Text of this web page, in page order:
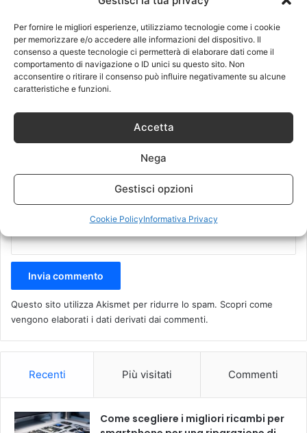
Per fornire le migliori esperienze, utilizziamo tecnologie come i cookie
per memorizzare e/o accedere alle informazioni del dispositivo. Il
consenso a queste tecnologie ci permetterà di elaborare dati come il
comportamento di navigazione o ID unici su questo sito. Non
acconsentire o ritirare il consenso può influire negativamente su alcune
caratteristiche e funzioni.
Accetta
Nega
Gestisci opzioni
Cookie PolicyInformativa Privacy
e
n
o
*
Questo sito utilizza Akismet per ridurre lo spam. Scopri come
vengono elaborati i dati derivati dai commenti.
Recenti Più visitati Commenti
Come scegliere i migliori ricambi per